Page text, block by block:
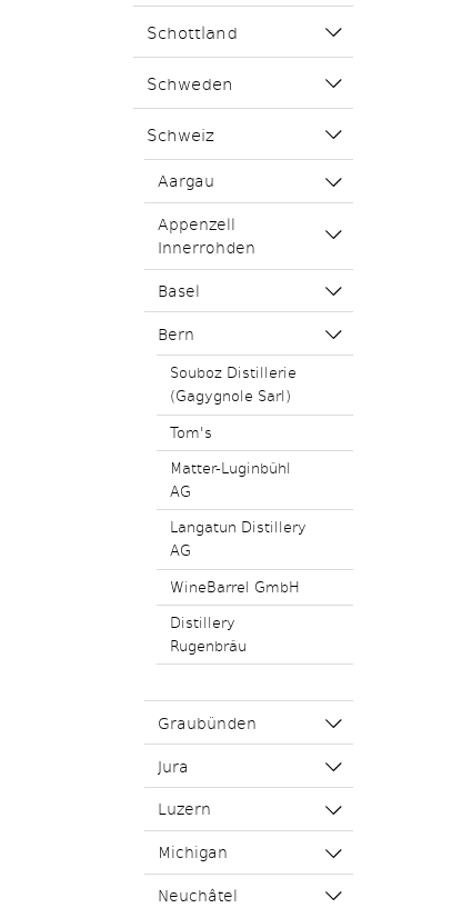
Schottland
Schweden
Schweiz
Aargau
Appenzell
Innerrohden
Basel
Bern
Souboz Distillerie
(Gagygnole Sarl)
Tom's
Matter-Luginbühl
AG
Langatun Distillery
AG
WineBarrel GmbH
Distillery
Rugenbräu
Graubünden
Jura
Luzern
Michigan
Neuchâtel